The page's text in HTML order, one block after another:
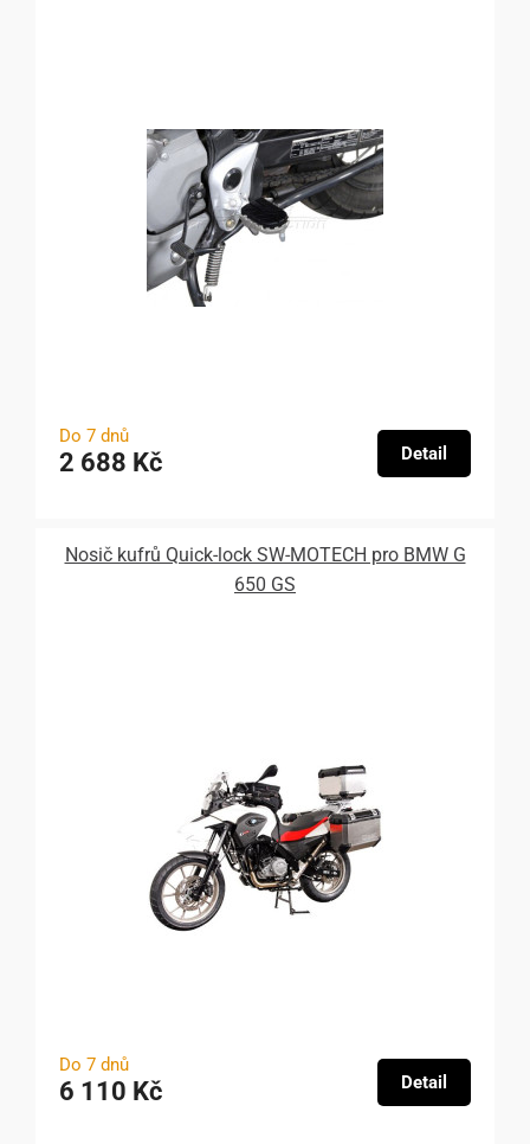
Do 7 dnů
2 688 Kč Detail
Nosič kufrů Quick-lock SW-MOTECH pro BMW G
650 GS
Do 7 dnů
6 110 Kč Detail